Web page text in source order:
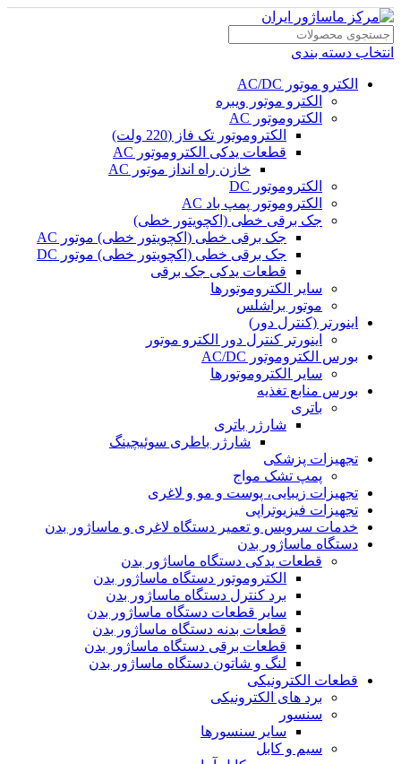
انتخاب دسته بندی
الکترو موتور AC/DC
الکترو موتور ویبره
الکتروموتور AC
الکتروموتور تک فاز (220 ولت)
قطعات یدکی الکتروموتور AC
خازن راه انداز موتور AC
الکتروموتور DC
الکتروموتور پمپ باد AC
جک برقی خطی (اکچویتور خطی)
جک برقی خطی (اکچویتور خطی) موتور AC
جک برقی خطی (اکچویتور خطی) موتور DC
قطعات یدکی جک برقی
سایر الکتروموتورها
موتور براشلس
اینورتر (کنترل دور)
اینورتر کنترل دور الکترو موتور
بورس الکتروموتور AC/DC
سایر الکتروموتورها
بورس منابع تغذیه
باتری
شارژر باتری
شارژر باطری سوئیچینگ
تجهیزات پزشکی
پمپ تشک مواج
تجهیزات زیبایی، پوست و مو و لاغری
تجهیزات فیزیوتراپی
خدمات سرویس و تعمیر دستگاه لاغری و ماساژور بدن
دستگاه ماساژور بدن
قطعات یدکی دستگاه ماساژور بدن
الکتروموتور دستگاه ماساژور بدن
برد کنترل دستگاه ماساژور بدن
سایر قطعات دستگاه ماساژور بدن
قطعات بدنه دستگاه ماساژور بدن
قطعات برقی دستگاه ماساژور بدن
لنگ و شاتون دستگاه ماساژور بدن
قطعات الکترونیکی
برد های الکترونیکی
سنسور
سایر سنسورها
سیم و کابل